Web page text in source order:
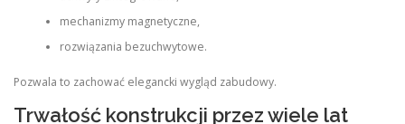
mechanizmy magnetyczne,
rozwiązania bezuchwytowe.
Pozwala to zachować elegancki wygląd zabudowy.
Trwałość konstrukcji przez wiele lat